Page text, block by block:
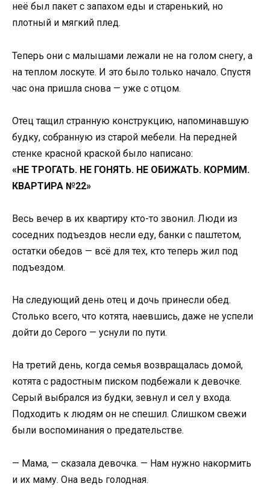
неё был пакет с запахом еды и старенький, но
плотный и мягкий плед.
Теперь они с малышами лежали не на голом снегу, а
на теплом лоскуте. И это было только начало. Спустя
час она пришла снова — уже с отцом.
Отец тащил странную конструкцию, напоминавшую
будку, собранную из старой мебели. На передней
стенке красной краской было написано:
«НЕ ТРОГАТЬ. НЕ ГОНЯТЬ. НЕ ОБИЖАТЬ. КОРМИМ.
КВАРТИРА №22»
Весь вечер в их квартиру кто-то звонил. Люди из
соседних подъездов несли еду, банки с паштетом,
остатки обедов — всё для тех, кто теперь жил под
подъездом.
На следующий день отец и дочь принесли обед.
Столько всего, что котята, наевшись, даже не успели
дойти до Серого — уснули по пути.
На третий день, когда семья возвращалась домой,
котята с радостным писком подбежали к девочке.
Серый выбрался из будки, зевнул и сел у входа.
Подходить к людям он не спешил. Слишком свежи
были воспоминания о предательстве.
— Мама, — сказала девочка. — Нам нужно накормить
и их маму. Она ведь голодная.